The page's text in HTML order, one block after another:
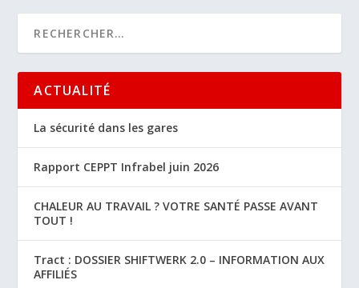
ACTUALITÉ
La sécurité dans les gares
Rapport CEPPT Infrabel juin 2026
CHALEUR AU TRAVAIL ? VOTRE SANTÉ PASSE AVANT
TOUT !
Tract : DOSSIER SHIFTWERK 2.0 – INFORMATION AUX
AFFILIÉS